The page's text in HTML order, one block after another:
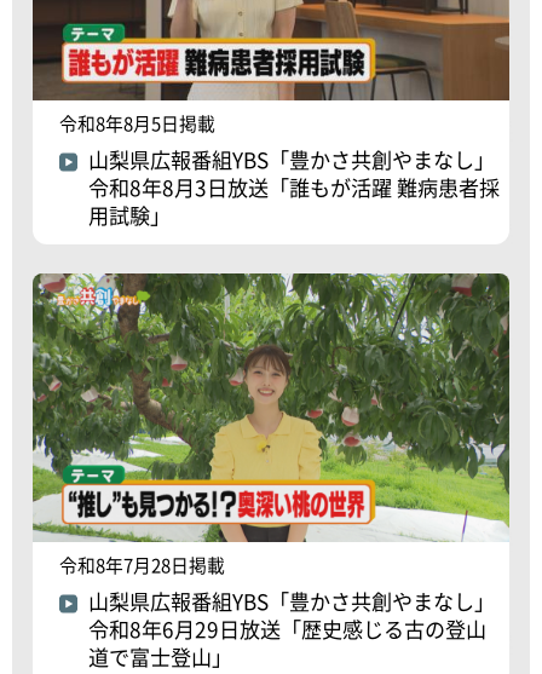
令和8年8月5日掲載
山梨県広報番組YBS「豊かさ共創やまなし」
令和8年8月3日放送「誰もが活躍 難病患者採
用試験」
令和8年7月28日掲載
山梨県広報番組YBS「豊かさ共創やまなし」
令和8年6月29日放送「歴史感じる古の登山
道で富士登山」